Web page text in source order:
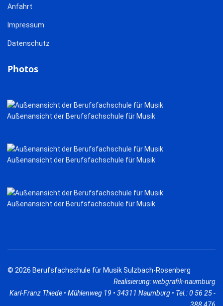
Anfahrt
Impressum
Datenschutz
Photos
Außenansicht der Berufsfachschule für Musik
Außenansicht der Berufsfachschule für Musik
Außenansicht der Berufsfachschule für Musik
© 2026 Berufsfachschule für Musik Sulzbach-Rosenberg
Realisierung: webgrafik-naumburg
Karl-Franz Thiede • Mühlenweg 19 • 34311 Naumburg • Tel.: 0 56 25 -